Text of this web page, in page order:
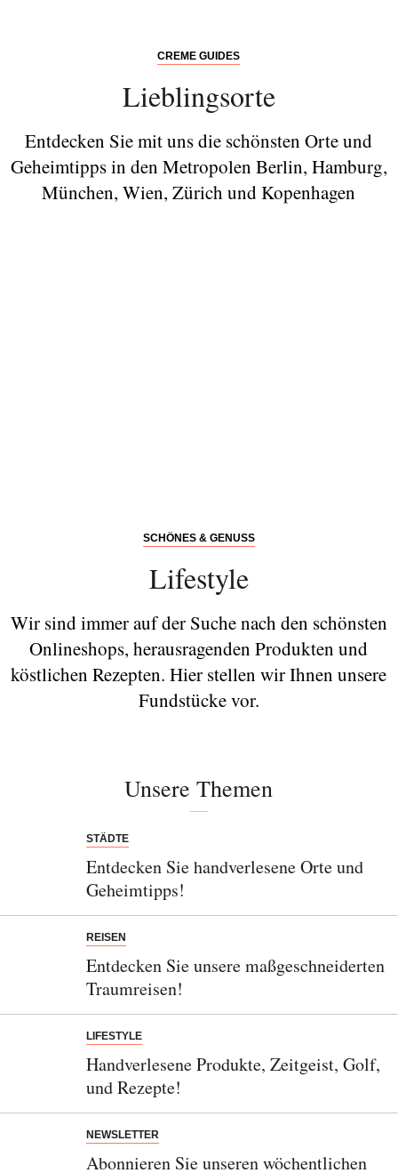
CREME GUIDES
Lieblingsorte
Entdecken Sie mit uns die schönsten Orte und
Geheimtipps in den Metropolen Berlin, Hamburg,
München, Wien, Zürich und Kopenhagen
SCHÖNES & GENUSS
Lifestyle
Wir sind immer auf der Suche nach den schönsten
Onlineshops, herausragenden Produkten und
köstlichen Rezepten. Hier stellen wir Ihnen unsere
Fundstücke vor.
Unsere Themen
STÄDTE
Entdecken Sie handverlesene Orte und
Geheimtipps!
REISEN
Entdecken Sie unsere maßgeschneiderten
Traumreisen!
LIFESTYLE
Handverlesene Produkte, Zeitgeist, Golf,
und Rezepte!
NEWSLETTER
Abonnieren Sie unseren wöchentlichen